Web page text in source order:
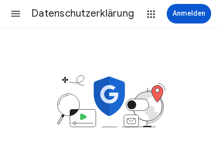
Datenschutzerklärung Anmelden